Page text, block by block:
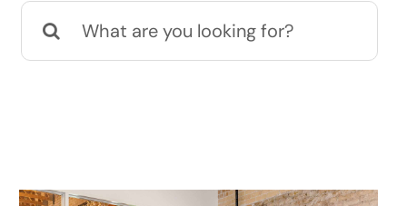
E-Commerce
Een nieuwe webshop of meer
Search
for: